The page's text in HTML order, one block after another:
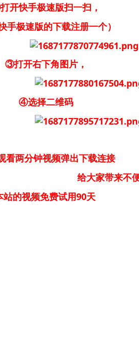
极速版扫一扫，
速版的下载注册一个）
右下角图片，
择二维码
视频弹出下载连接
便请大家
视频免费试用90天